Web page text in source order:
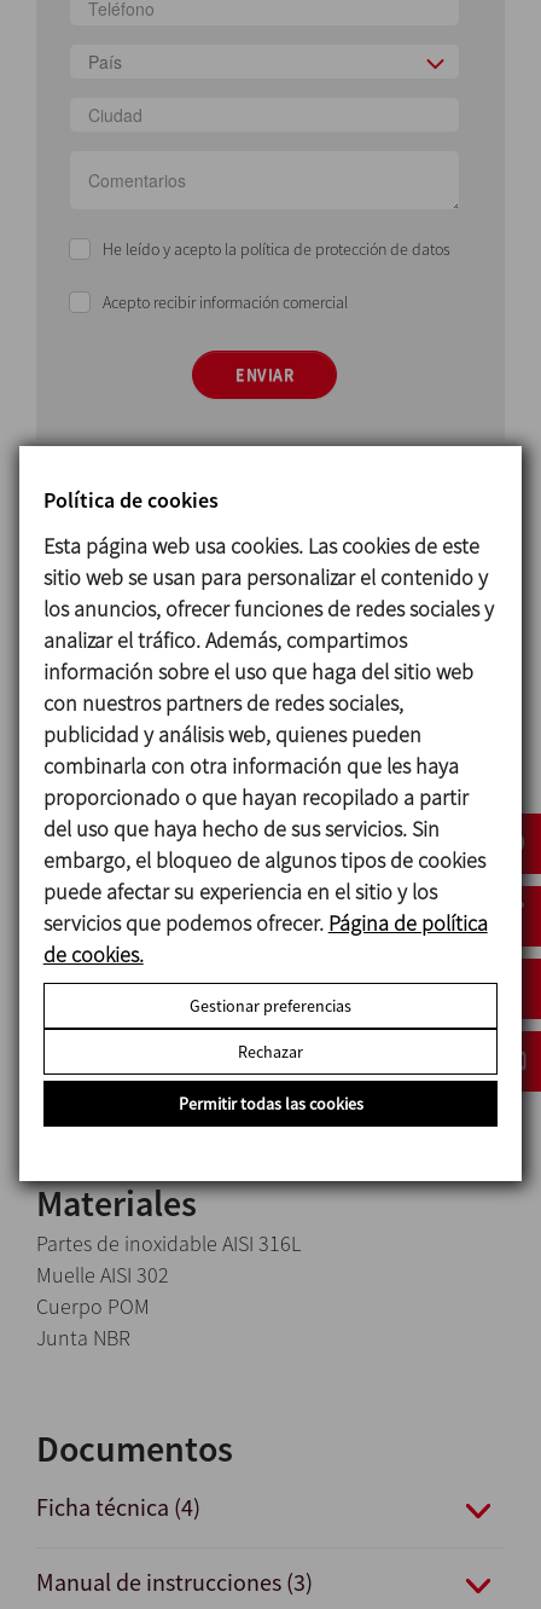
País
He leído y acepto la política de protección de datos
Acepto recibir información comercial
ENVIAR
Principio de funcionamiento
Laválvula de presión-vacíopermite la entrada de
aire durante el vaciado para igualar la presión
interna y externa evitando el efecto vacío dentro
del tanque y su deterioro.
En caso de llenado, permite la salida de aire para
evitar el exceso de presión en el interior del tanque
y el hinchamiento del mismo.
Diseño y características
Diámetros disponibles 2" y 2 ½".
Fácil desmontaje.
Construcción de medidas reducidas.
Conexión estándar rosca G (ISO 228).
Materiales
Partes de inoxidable AISI 316L
Muelle AISI 302
Cuerpo POM
Junta NBR
Documentos
Ficha técnica (4)
Manual de instrucciones (3)
Política de cookies
Esta página web usa cookies. Las cookies de este
sitio web se usan para personalizar el contenido y
los anuncios, ofrecer funciones de redes sociales y
analizar el tráfico. Además, compartimos
información sobre el uso que haga del sitio web
con nuestros partners de redes sociales,
publicidad y análisis web, quienes pueden
combinarla con otra información que les haya
proporcionado o que hayan recopilado a partir
del uso que haya hecho de sus servicios. Sin
embargo, el bloqueo de algunos tipos de cookies
puede afectar su experiencia en el sitio y los
servicios que podemos ofrecer. Página de política
de cookies.
Gestionar preferencias
Rechazar
Permitir todas las cookies